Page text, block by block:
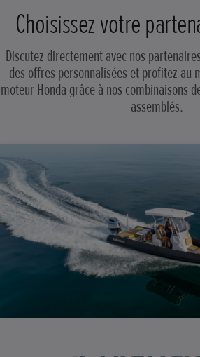
Choisissez votre
Discutez directement avec nos
des offres personnalisées et profitez au
moteur Honda grâce à nos combinaisons
assemblés.